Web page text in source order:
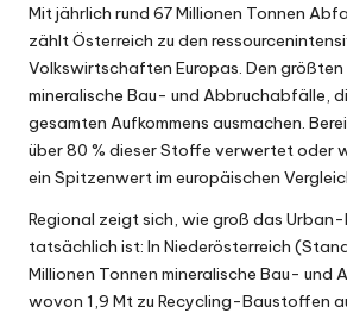
Mit jährlich rund 67 Millionen Tonnen
zählt Österreich zu den
Volkswirtschaften Europas. Den
mineralische Bau- und Abbruchabfälle,
gesamten Aufkommens ausmachen.
über 80 % dieser Stoffe verwertet oder
ein Spitzenwert im europäischen
Regional zeigt sich, wie groß das
tatsächlich ist: In Niederösterreich (
Millionen Tonnen mineralische Bau- und
wovon 1,9 Mt zu Recycling-Baustoffen